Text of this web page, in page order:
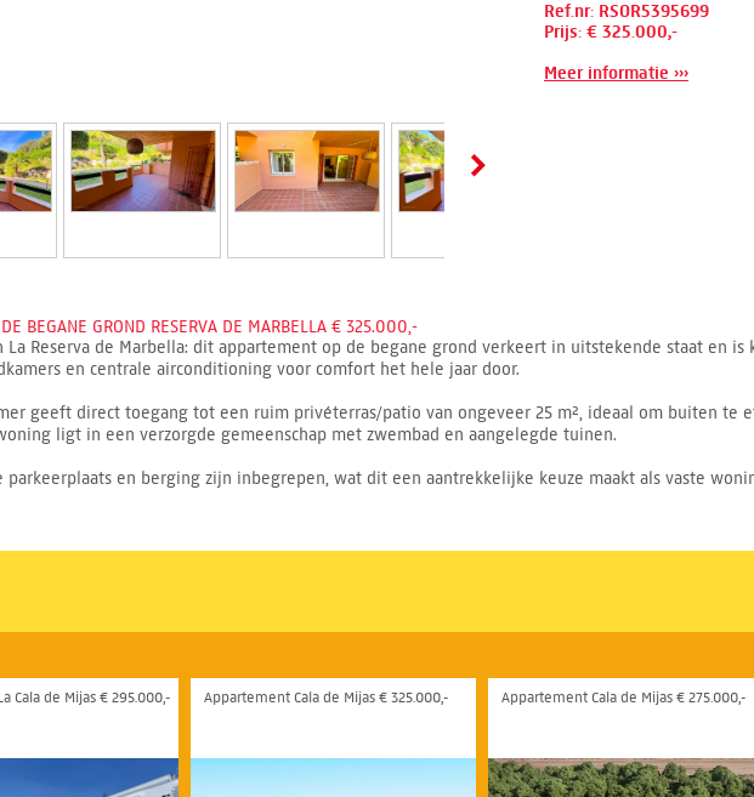
Ref.nr: RSOR5395699
Prijs: € 325.000,-
Meer informatie ›››
BEGANE GROND RESERVA DE MARBELLA € 325.000,-
La Reserva de Marbella: dit appartement op de begane grond verkeert in uitstekende staat en
en centrale airconditioning voor comfort het hele jaar door.
geeft direct toegang tot een ruim privéterras/patio van ongeveer 25 m², ideaal om buiten te
ligt in een verzorgde gemeenschap met zwembad en aangelegde tuinen.
parkeerplaats en berging zijn inbegrepen, wat dit een aantrekkelijke keuze maakt als vaste
Cala de Mijas € 295.000,- Appartement Cala de Mijas € 325.000,- Appartement Cala de Mijas € 275.000,-